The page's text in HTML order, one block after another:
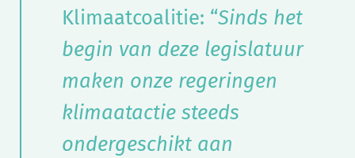
Klimaatcoalitie: “Sinds het
begin van deze legislatuur
maken onze regeringen
klimaatactie steeds
ondergeschikt aan